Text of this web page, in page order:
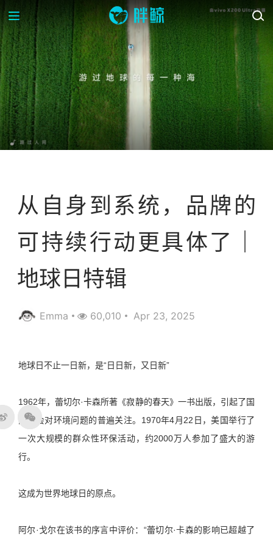
从自身到系统，品牌的
可持续行动更具体了｜
地球日特辑
Emma 60,010 Apr 23, 2025
地球日不止一日新，是“日日新，又日新”
1962年，蕾切尔·卡森所著《寂静的春天》一书出版，引起了国
际社会对环境问题的普遍关注。1970年4月22日，美国举行了
一次大规模的群众性环保活动，约2000万人参加了盛大的游
行。
这成为世界地球日的原点。
阿尔·戈尔在该书的序言中评价：“蕾切尔·卡森的影响已超越了